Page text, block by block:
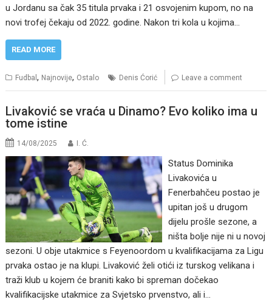
u Jordanu sa čak 35 titula prvaka i 21 osvojenim kupom, no na
novi trofej čekaju od 2022. godine. Nakon tri kola u kojima…
READ MORE
Fudbal, Najnovije, Ostalo Denis Ćorić Leave a comment
Livaković se vraća u Dinamo? Evo koliko ima u
tome istine
14/08/2025 I. Ć.
Status Dominika
Livakovića u
Fenerbahčeu postao je
upitan još u drugom
dijelu prošle sezone, a
ništa bolje nije ni u novoj
sezoni. U obje utakmice s Feyenoordom u kvalifikacijama za Ligu
prvaka ostao je na klupi. Livaković želi otići iz turskog velikana i
traži klub u kojem će braniti kako bi spreman dočekao
kvalifikacijske utakmice za Svjetsko prvenstvo, ali i…